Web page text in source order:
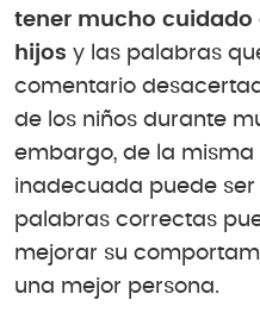
tener mucho cuidado
hijos y las palabras
comentario
de los niños durante
embargo, de la
inadecuada puede
palabras correctas
mejorar su
una mejor persona.